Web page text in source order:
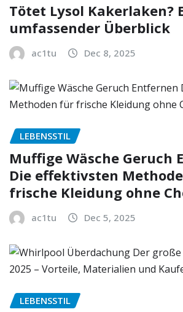
Tötet Lysol Kakerlaken?
umfassender Überblick
ac1tu Dec 8, 2025
LEBENSSTIL
Muffige Wäsche Geruch
Die effektivsten
frische Kleidung ohne
ac1tu Dec 5, 2025
LEBENSSTIL